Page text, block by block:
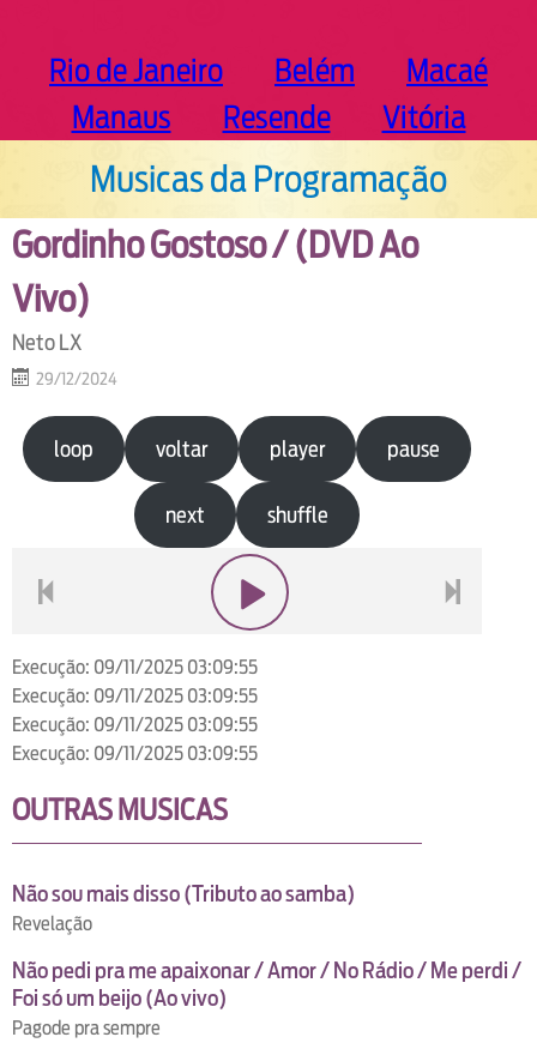
Rio de Janeiro Belém
Macaé
Manaus
Resende Vitória
Musicas da Programação
Gordinho Gostoso / (DVD Ao
Vivo)
Neto LX
29/12/2024
loop voltar player pause
next shuffle
Execução: 09/11/2025 03:09:55
Execução: 09/11/2025 03:09:55
Execução: 09/11/2025 03:09:55
Execução: 09/11/2025 03:09:55
OUTRAS MUSICAS
Não sou mais disso (Tributo ao samba)
Revelação
Não pedi pra me apaixonar / Amor / No Rádio / Me perdi /
Foi só um beijo (Ao vivo)
Pagode pra sempre